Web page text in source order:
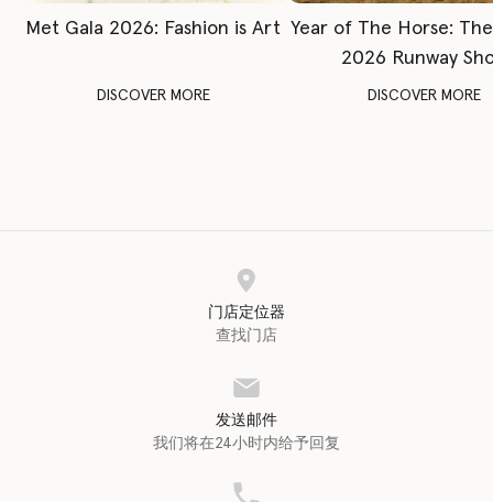
Met Gala 2026: Fashion is Art
DISCOVER MORE
Year of The Horse:
2026 Runway
DISCOVER MORE
门店定位器
查找门店
发送邮件
我们将在24小时内给予回复